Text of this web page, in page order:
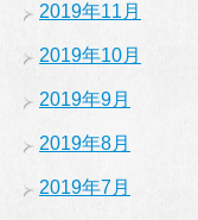
2019年11月
2019年10月
2019年9月
2019年8月
2019年7月